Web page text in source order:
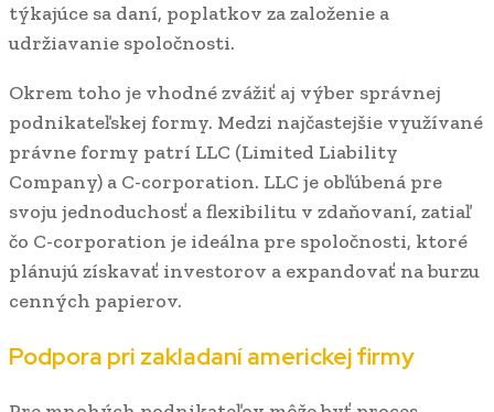
týkajúce sa daní, poplatkov za založenie a
udržiavanie spoločnosti.
Okrem toho je vhodné zvážiť aj výber správnej
podnikateľskej formy. Medzi najčastejšie využívané
právne formy patrí LLC (Limited Liability
Company) a C-corporation. LLC je obľúbená pre
svoju jednoduchosť a flexibilitu v zdaňovaní, zatiaľ
čo C-corporation je ideálna pre spoločnosti, ktoré
plánujú získavať investorov a expandovať na burzu
cenných papierov.
Podpora pri zakladaní americkej firmy